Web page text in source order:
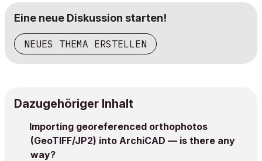
Eine neue Diskussion starten!
NEUES THEMA ERSTELLEN
Dazugehöriger Inhalt
Importing georeferenced orthophotos
(GeoTIFF/JP2) into ArchiCAD — is there any
way?